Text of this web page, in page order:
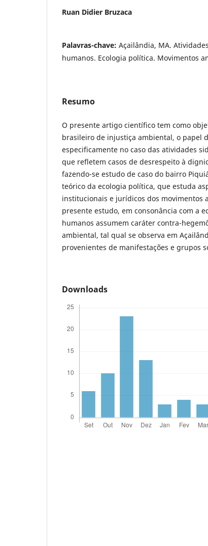
Ruan Didier Bruzaca
Palavras-chave: Açailândia, MA.
humanos. Ecologia política. Movimentos
Resumo
O presente artigo científico tem como
brasileiro de injustiça ambiental, o papel
especificamente no caso das atividades
que refletem casos de desrespeito à
fazendo-se estudo de caso do bairro
teórico da ecologia política, que estuda
institucionais e jurídicos dos movimentos
presente estudo, em consonância com a
humanos assumem caráter contra-
ambiental, tal qual se observa em
provenientes de manifestações e grupos
Downloads